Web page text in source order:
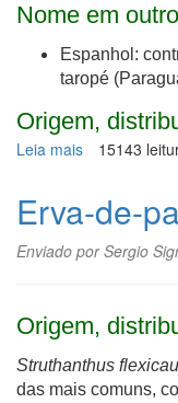
Nome em
Espanhol:
taropé
Origem,
Leia mais sobre
15143
Erva-de-
Enviado porSergio
Origem,
Struthanthus
das mais comuns,